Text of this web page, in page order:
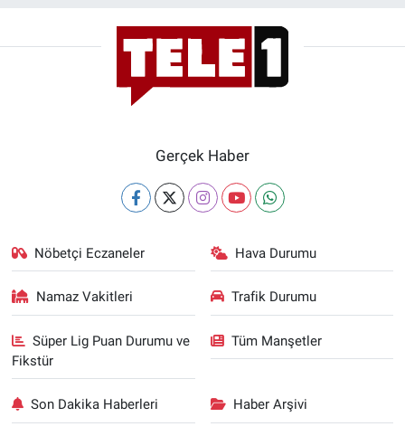
Gerçek Haber
Nöbetçi Eczaneler Hava Durumu
Namaz Vakitleri Trafik Durumu
Süper Lig Puan Durumu ve
Fikstür
Tüm Manşetler
Son Dakika Haberleri Haber Arşivi